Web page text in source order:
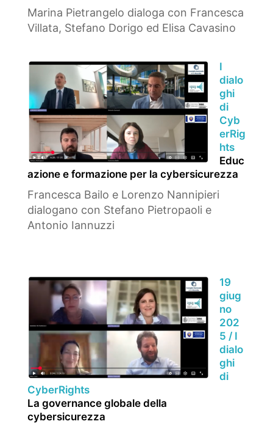
Marina Pietrangelo dialoga con Francesca
Villata, Stefano Dorigo ed Elisa Cavasino
I
dialo
ghi
di
Cyb
erRig
hts
Educ
azione e formazione per la cybersicurezza
Francesca Bailo e Lorenzo Nannipieri
dialogano con Stefano Pietropaoli e
Antonio Iannuzzi
19
giug
no
202
5 / I
dialo
ghi
di
CyberRights
La governance globale della
cybersicurezza